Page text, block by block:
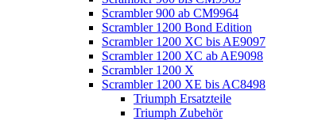
Scrambler 900 ab CM9964
Scrambler 1200 Bond Edition
Scrambler 1200 XC bis AE9097
Scrambler 1200 XC ab AE9098
Scrambler 1200 X
Scrambler 1200 XE bis AC8498
Triumph Ersatzteile
Triumph Zubehör